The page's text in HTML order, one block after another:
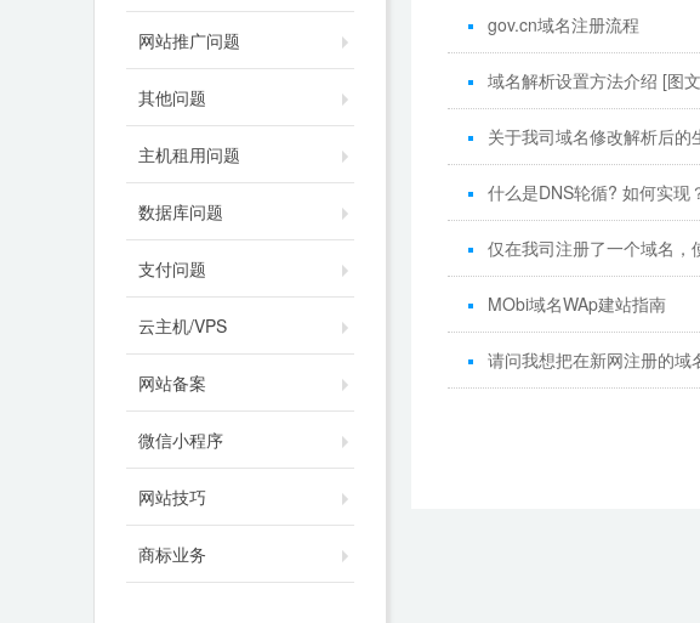
网站推广问题
其他问题
主机租用问题
数据库问题
支付问题
云主机/VPS
网站备案
微信小程序
网站技巧
商标业务
gov.cn域名注册流程
域名解析设置方法介绍 [图
关于我司域名修改解析后的
什么是DNS轮循? 如何实现
仅在我司注册了一个域名，
MObi域名WAp建站指南
请问我想把在新网注册的域